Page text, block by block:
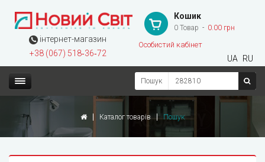
інтернет-магазин
+38 (067) 518‑36‑72
Кошик
0 Товар 0.00 грн
Особистий кабінет
UA RU
Пошук
Каталог товарів Пошук